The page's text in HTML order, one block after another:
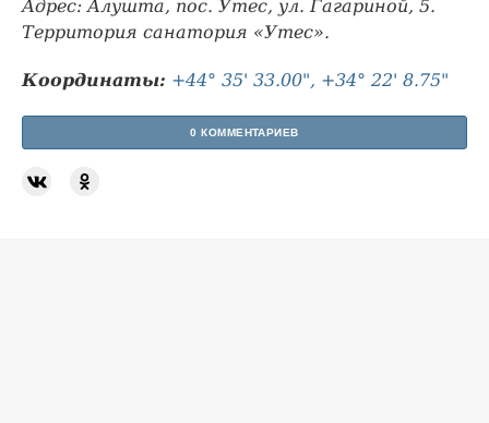
Адрес: Алушта, пос. Утес, ул. Гагариной, 5.
Территория санатория «Утес».
Координаты: +44° 35' 33.00", +34° 22' 8.75"
0 КОММЕНТАРИЕВ